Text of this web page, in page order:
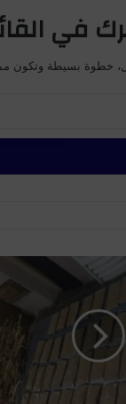
في
خطوة بسيطة وتكون